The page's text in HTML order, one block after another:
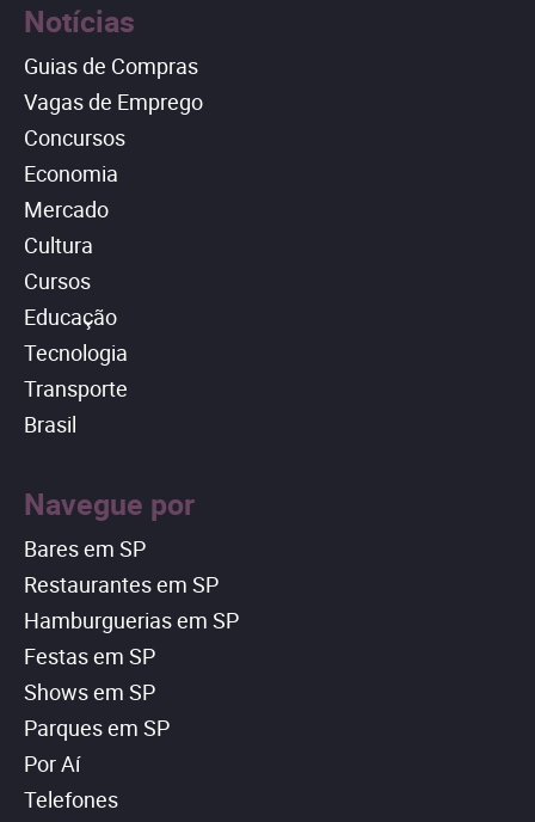
Notícias
Guias de Compras
Vagas de Emprego
Concursos
Economia
Mercado
Cultura
Cursos
Educação
Tecnologia
Transporte
Brasil
Navegue por
Bares em SP
Restaurantes em SP
Hamburguerias em SP
Festas em SP
Shows em SP
Parques em SP
Por Aí
Telefones